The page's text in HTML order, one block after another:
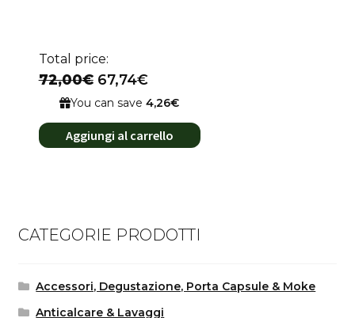
Total price:
72,00€ 67,74€
You can save4,26€
Aggiungi al carrello
CATEGORIE PRODOTTI
Accessori, Degustazione, Porta Capsule & Moke
Anticalcare & Lavaggi